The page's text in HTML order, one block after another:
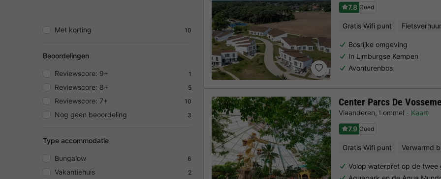
Met korting 10
Beoordelingen
Reviewscore: 9+ 1
Reviewscore: 8+ 5
Reviewscore: 7+ 10
Nog geen beoordeling 3
Type accommodatie
Bungalow 6
Vakantiehuis 2
7.8 Goed
Gratis Wifi punt Fietsverhuur
Bosrijke omgeving
In Limburgse Kempen
Avonturenbos
Center Parcs De
Vlaanderen, Lommel
Kaart
7.9 Goed
Gratis Wifi punt Verwarmd
Volop waterpret op de twee